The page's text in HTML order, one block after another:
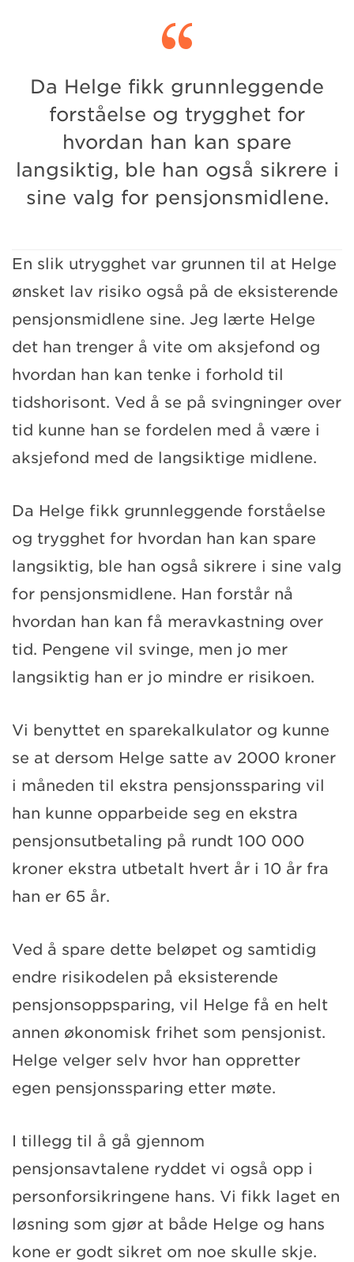

Da Helge fikk grunnleggende
forståelse og trygghet for
hvordan han kan spare
langsiktig, ble han også sikrere i
sine valg for pensjonsmidlene.
En slik utrygghet var grunnen til at Helge
ønsket lav risiko også på de eksisterende
pensjonsmidlene sine. Jeg lærte Helge
det han trenger å vite om aksjefond og
hvordan han kan tenke i forhold til
tidshorisont. Ved å se på svingninger over
tid kunne han se fordelen med å være i
aksjefond med de langsiktige midlene.
Da Helge fikk grunnleggende forståelse
og trygghet for hvordan han kan spare
langsiktig, ble han også sikrere i sine valg
for pensjonsmidlene. Han forstår nå
hvordan han kan få meravkastning over
tid. Pengene vil svinge, men jo mer
langsiktig han er jo mindre er risikoen.
Vi benyttet en sparekalkulator og kunne
se at dersom Helge satte av 2000 kroner
i måneden til ekstra pensjonssparing vil
han kunne opparbeide seg en ekstra
pensjonsutbetaling på rundt 100 000
kroner ekstra utbetalt hvert år i 10 år fra
han er 65 år.
Ved å spare dette beløpet og samtidig
endre risikodelen på eksisterende
pensjonsoppsparing, vil Helge få en helt
annen økonomisk frihet som pensjonist.
Helge velger selv hvor han oppretter
egen pensjonssparing etter møte.
I tillegg til å gå gjennom
pensjonsavtalene ryddet vi også opp i
personforsikringene hans. Vi fikk laget en
løsning som gjør at både Helge og hans
kone er godt sikret om noe skulle skje.